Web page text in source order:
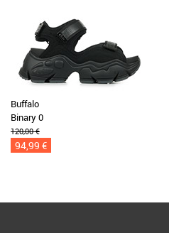
Buffalo
Binary 0
120,00 €
94,99 €